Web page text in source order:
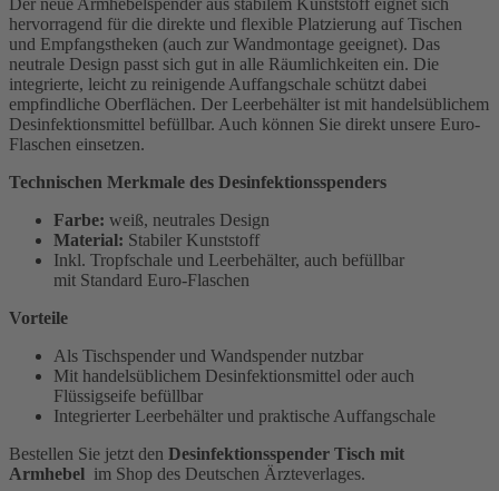
hervorragend für die direkte und flexible Platzierung auf Tischen
und Empfangstheken (auch zur Wandmontage geeignet). Das
neutrale Design passt sich gut in alle Räumlichkeiten ein. Die
integrierte, leicht zu reinigende Auffangschale schützt dabei
empfindliche Oberflächen. Der Leerbehälter ist mit handelsüblichem
Desinfektionsmittel befüllbar. Auch können Sie direkt unsere Euro-
Flaschen einsetzen.
Technischen Merkmale des Desinfektionsspenders
Farbe: weiß, neutrales Design
Material: Stabiler Kunststoff
Inkl. Tropfschale und Leerbehälter, auch befüllbar
mit Standard Euro-Flaschen
Vorteile
Als Tischspender und Wandspender nutzbar
Mit handelsüblichem Desinfektionsmittel oder auch
Flüssigseife befüllbar
Integrierter Leerbehälter und praktische Auffangschale
Bestellen Sie jetzt den Desinfektionsspender Tisch mit
Armhebel im Shop des Deutschen Ärzteverlages.